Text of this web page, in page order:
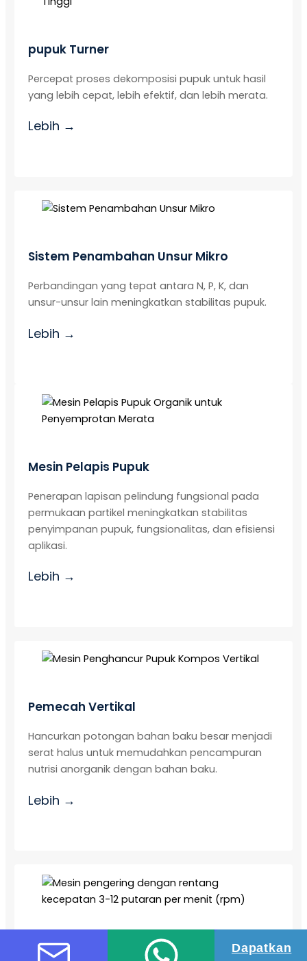
pupuk Turner
Percepat proses dekomposisi pupuk untuk hasil
yang lebih cepat, lebih efektif, dan lebih merata.
Lebih →
Sistem Penambahan Unsur Mikro
Perbandingan yang tepat antara N, P, K, dan
unsur-unsur lain meningkatkan stabilitas pupuk.
Lebih →
Mesin Pelapis Pupuk
Penerapan lapisan pelindung fungsional pada
permukaan partikel meningkatkan stabilitas
penyimpanan pupuk, fungsionalitas, dan efisiensi
aplikasi.
Lebih →
Pemecah Vertikal
Hancurkan potongan bahan baku besar menjadi
serat halus untuk memudahkan pencampuran
nutrisi anorganik dengan bahan baku.
Lebih →
Silinder Pengering Dapatkan